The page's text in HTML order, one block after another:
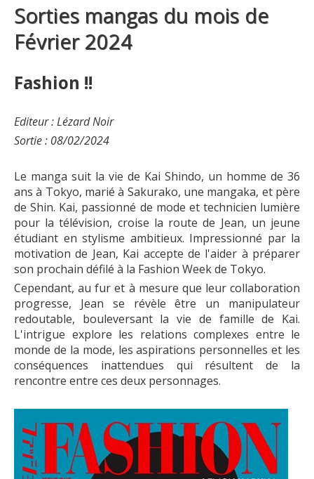
Sorties mangas du mois de
Février 2024
Fashion !!
Editeur : Lézard Noir
Sortie : 08/02/2024
Le manga suit la vie de Kai Shindo, un homme de 36
ans à Tokyo, marié à Sakurako, une mangaka, et père
de Shin. Kai, passionné de mode et technicien lumière
pour la télévision, croise la route de Jean, un jeune
étudiant en stylisme ambitieux. Impressionné par la
motivation de Jean, Kai accepte de l'aider à préparer
son prochain défilé à la Fashion Week de Tokyo.
Cependant, au fur et à mesure que leur collaboration
progresse, Jean se révèle être un manipulateur
redoutable, bouleversant la vie de famille de Kai.
L'intrigue explore les relations complexes entre le
monde de la mode, les aspirations personnelles et les
conséquences inattendues qui résultent de la
rencontre entre ces deux personnages.